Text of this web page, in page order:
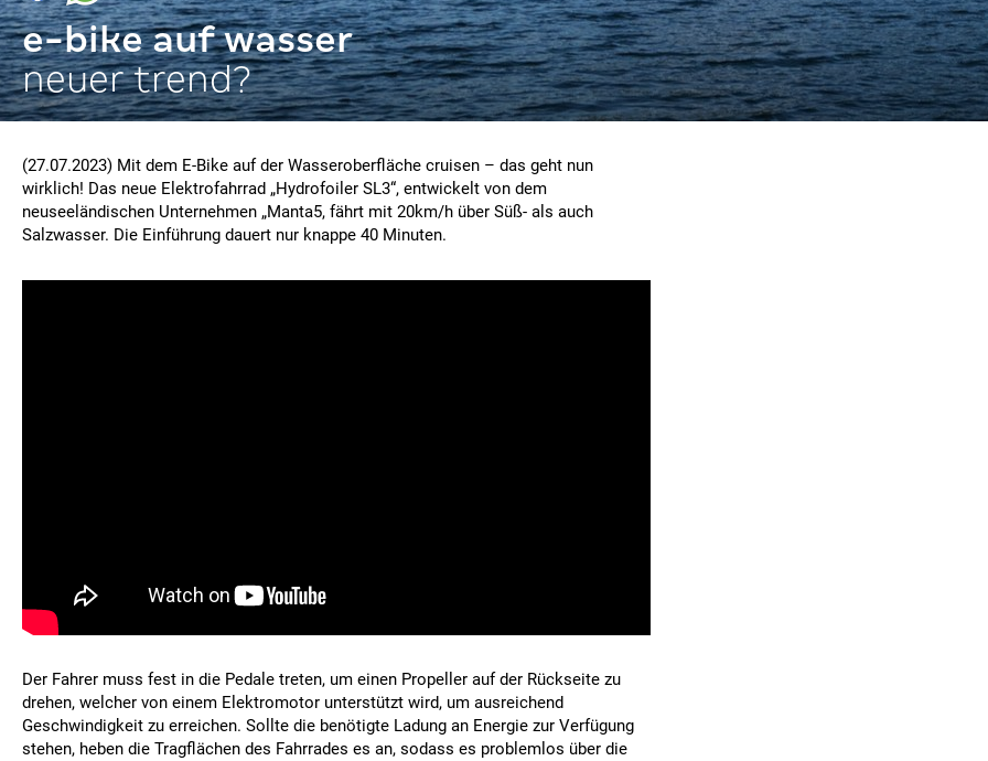
e-bike auf wasser
neuer trend?
(27.07.2023) Mit dem E-Bike auf der Wasseroberfläche cruisen – das geht nun
wirklich! Das neue Elektrofahrrad „Hydrofoiler SL3“, entwickelt von dem
neuseeländischen Unternehmen „Manta5, fährt mit 20km/h über Süß- als auch
Salzwasser. Die Einführung dauert nur knappe 40 Minuten.
Der Fahrer muss fest in die Pedale treten, um einen Propeller auf der Rückseite zu
drehen, welcher von einem Elektromotor unterstützt wird, um ausreichend
Geschwindigkeit zu erreichen. Sollte die benötigte Ladung an Energie zur Verfügung
stehen, heben die Tragflächen des Fahrrades es an, sodass es problemlos über die